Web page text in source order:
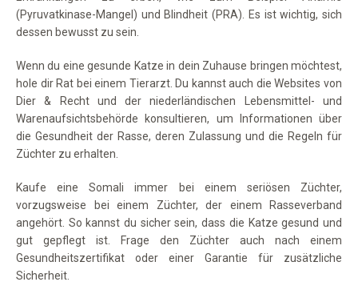
(Pyruvatkinase-Mangel) und Blindheit (PRA). Es ist wichtig, sich
dessen bewusst zu sein.
Wenn du eine gesunde Katze in dein Zuhause bringen möchtest,
hole dir Rat bei einem Tierarzt. Du kannst auch die Websites von
Dier & Recht und der niederländischen Lebensmittel- und
Warenaufsichtsbehörde konsultieren, um Informationen über
die Gesundheit der Rasse, deren Zulassung und die Regeln für
Züchter zu erhalten.
Kaufe eine Somali immer bei einem seriösen Züchter,
vorzugsweise bei einem Züchter, der einem Rasseverband
angehört. So kannst du sicher sein, dass die Katze gesund und
gut gepflegt ist. Frage den Züchter auch nach einem
Gesundheitszertifikat oder einer Garantie für zusätzliche
Sicherheit.